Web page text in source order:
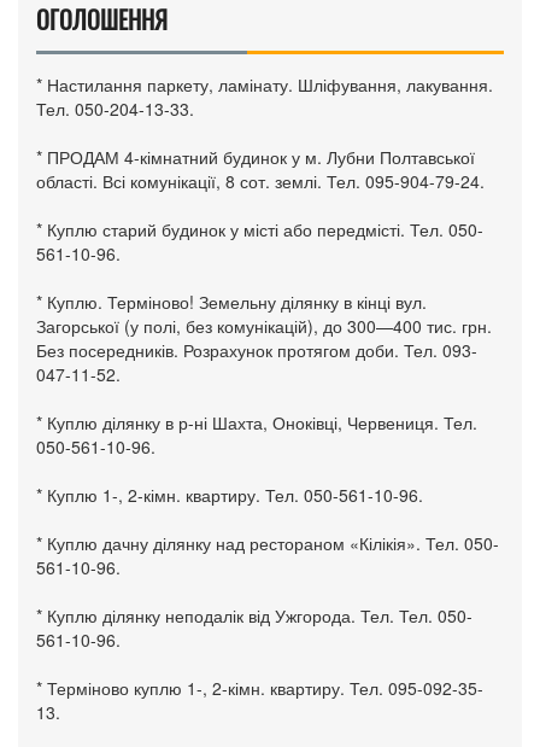
ОГОЛОШЕННЯ
* Настилання паркету, ламінату. Шліфування, лакування.
Тел. 050-204-13-33.
* ПРОДАМ 4-кімнатний будинок у м. Лубни Полтавської
області. Всі комунікації, 8 сот. землі. Тел. 095-904-79-24.
* Куплю старий будинок у місті або передмісті. Тел. 050-
561-10-96.
* Куплю. Терміново! Земельну ділянку в кінці вул.
Загорської (у полі, без комунікацій), до 300—400 тис. грн.
Без посередників. Розрахунок протягом доби. Тел. 093-
047-11-52.
* Куплю ділянку в р-ні Шахта, Оноківці, Червениця. Тел.
050-561-10-96.
* Куплю 1-, 2-кімн. квартиру. Тел. 050-561-10-96.
* Куплю дачну ділянку над рестораном «Кілікія». Тел. 050-
561-10-96.
* Куплю ділянку неподалік від Ужгорода. Тел. Тел. 050-
561-10-96.
* Терміново куплю 1-, 2-кімн. квартиру. Тел. 095-092-35-
13.